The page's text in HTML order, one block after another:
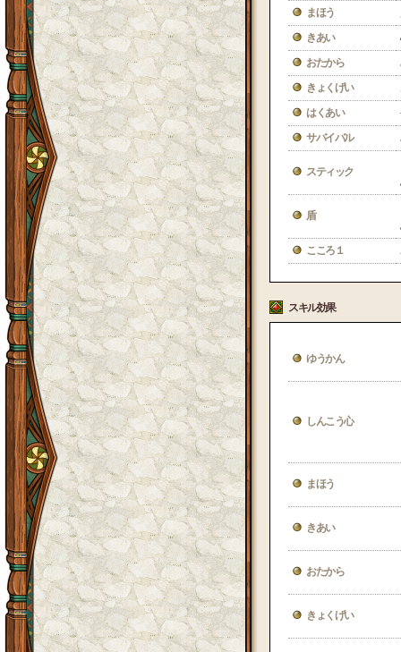
まほう
きあい
おたから
きょくげい
はくあい
サバイバル
スティック
盾
こころ１
スキル効果
ゆうかん
しんこう心
まほう
きあい
おたから
きょくげい